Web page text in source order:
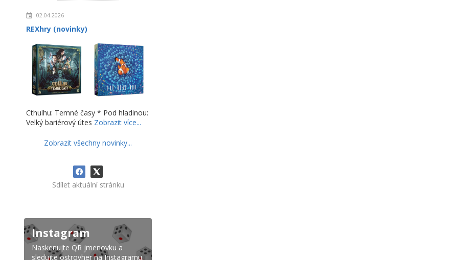
02.04.2026
REXhry (novinky)
Cthulhu: Temné časy * Pod hladinou:
Velký bariérový útes Zobrazit více...
Zobrazit všechny novinky...
Sdílet aktuální stránku
Instagram
Naskenujte QR jmenovku a
sledujte ostrovher na Instagramu.